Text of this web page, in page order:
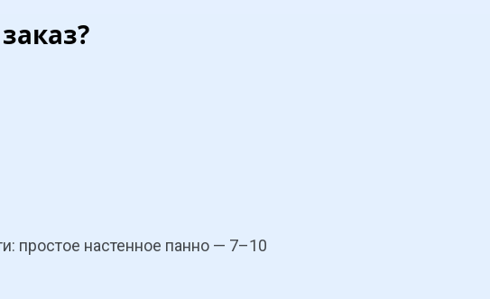
простое настенное панно — 7–10